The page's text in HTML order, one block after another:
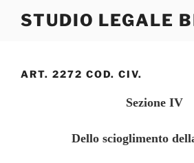
STUDIO LEGALE
ART. 2272 COD. CIV.
Sezione IV
Dello scioglimento